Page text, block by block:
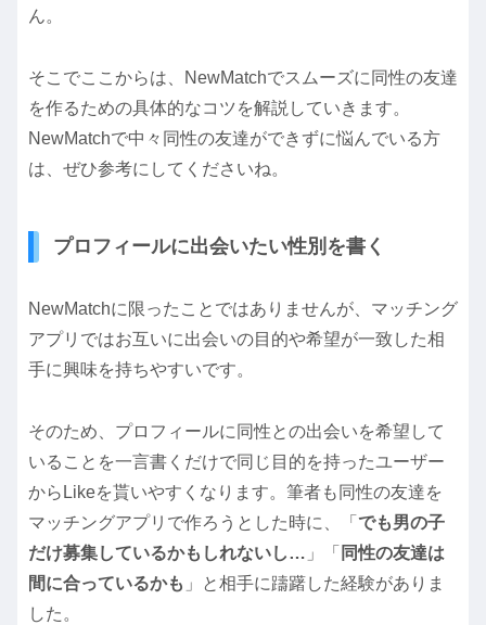
ん。
そこでここからは、NewMatchでスムーズに同性の友達
を作るための具体的なコツを解説していきます。
NewMatchで中々同性の友達ができずに悩んでいる方
は、ぜひ参考にしてくださいね。
プロフィールに出会いたい性別を書く
NewMatchに限ったことではありませんが、マッチング
アプリではお互いに出会いの目的や希望が一致した相
手に興味を持ちやすいです。
そのため、プロフィールに同性との出会いを希望して
いることを一言書くだけで同じ目的を持ったユーザー
からLikeを貰いやすくなります。筆者も同性の友達を
マッチングアプリで作ろうとした時に、「 でも男の子
だけ募集しているかもしれないし… 」「 同性の友達は
間に合っているかも 」と相手に躊躇した経験がありま
した。